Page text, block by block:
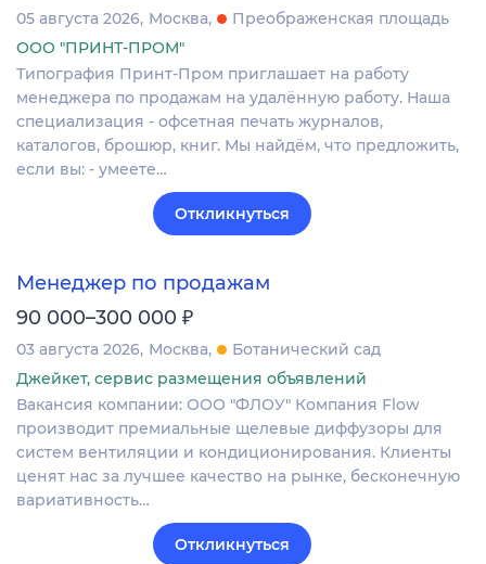
05 августа 2026 Москва
Преображенская площадь
ООО "ПРИНТ-ПРОМ"
Типография Принт-Пром приглашает на работу
менеджера по продажам на удалённую работу. Наша
специализация - офсетная печать журналов,
каталогов, брошюр, книг. Мы найдём, что предложить,
если вы: - умеете…
Откликнуться
Менеджер по продажам
90 000–300 000 ₽
03 августа 2026 Москва
Ботанический сад
Джейкет, сервис размещения объявлений
Вакансия компании: ООО "ФЛОУ" Компания Flow
производит премиальные щелевые диффузоры для
систем вентиляции и кондиционирования. Клиенты
ценят нас за лучшее качество на рынке, бесконечную
вариативность…
Откликнуться